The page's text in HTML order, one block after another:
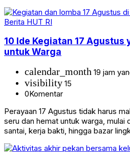
Berita HUT RI
10 Ide Kegiatan 17 Agustus
untuk Warga
calendar_month 19 jam
visibility 15
0Komentar
Perayaan 17 Agustus tidak harus
seru dan hemat untuk warga, mulai
santai, kerja bakti, hingga bazar